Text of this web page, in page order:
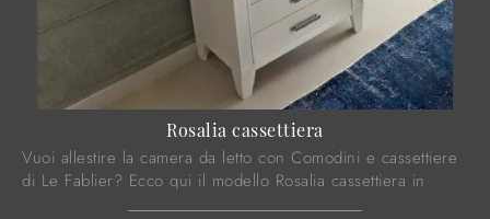
Rosalia cassettiera
Vuoi allestire la camera da letto con Comodini e cassettiere
di Le Fablier? Ecco qui il modello Rosalia cassettiera in